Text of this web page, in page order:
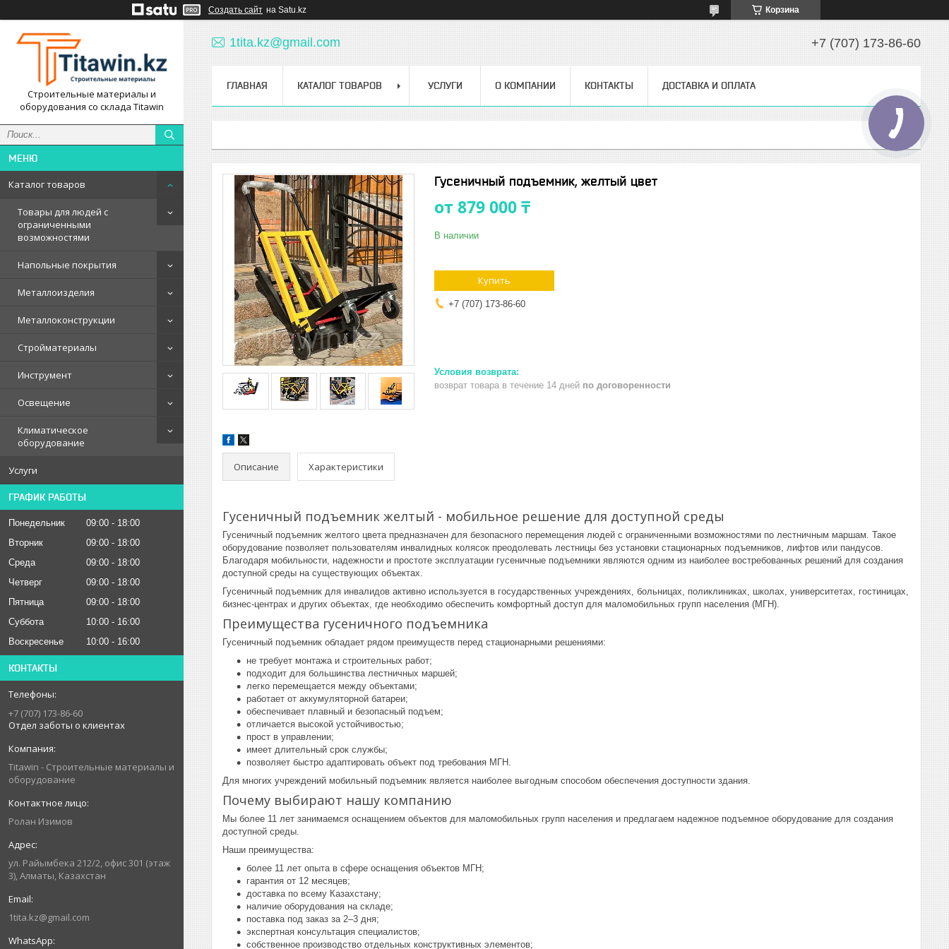
Создать сайт на Satu.kz Корзина
Строительные материалы и
оборудования со склада Titawin
Каталог товаров
Товары для людей с
ограниченными
возможностями
Напольные покрытия
Металлоизделия
Металлоконструкции
Стройматериалы
Инструмент
Освещение
Климатическое
оборудование
Услуги
ГРАФИК РАБОТЫ
Понедельник 09:00
18:00
Вторник
09:00
18:00
Среда
09:00
18:00
Четверг
09:00
18:00
Пятница
09:00
18:00
Суббота
10:00
16:00
Воскресенье
10:00 16:00
КОНТАКТЫ
+7 (707) 173-86-60
Отдел заботы о клиентах
Titawin - Строительные материалы и
оборудование
Ролан Изимов
ул. Райымбека 212/2, офис 301 (этаж
3), Алматы, Казахстан
1tita.kz@gmail.com
1tita.kz@gmail.com +7 (707) 173-86-60
ГЛАВНАЯ КАТАЛОГ ТОВАРОВ УСЛУГИ О КОМПАНИИ КОНТАКТЫ ДОСТАВКА И ОПЛАТА
Гусеничный подъемник, желтый цвет
от879 000 ₸
В наличии
Купить
+7 (707) 173-86-60
возврат товара в течение 14 дней по договоренности
Описание Характеристики
Гусеничный подъемник желтый - мобильное решение для доступной среды
Гусеничный подъемник желтого цвета предназначен для безопасного перемещения людей с ограниченными возможностями по лестничным маршам. Такое
оборудование позволяет пользователям инвалидных колясок преодолевать лестницы без установки стационарных подъемников, лифтов или пандусов.
Благодаря мобильности, надежности и простоте эксплуатации гусеничные подъемники являются одним из наиболее востребованных решений для создания
доступной среды на существующих объектах.
Гусеничный подъемник для инвалидов активно используется в государственных учреждениях, больницах, поликлиниках, школах, университетах, гостиницах,
бизнес-центрах и других объектах, где необходимо обеспечить комфортный доступ для маломобильных групп населения (МГН).
Преимущества гусеничного подъемника
Гусеничный подъемник обладает рядом преимуществ перед стационарными решениями:
не требует монтажа и строительных работ;
подходит для большинства лестничных маршей;
легко перемещается между объектами;
работает от аккумуляторной батареи;
обеспечивает плавный и безопасный подъем;
отличается высокой устойчивостью;
прост в управлении;
имеет длительный срок службы;
позволяет быстро адаптировать объект под требования МГН.
Для многих учреждений мобильный подъемник является наиболее выгодным способом обеспечения доступности здания.
Почему выбирают нашу компанию
Мы более 11 лет занимаемся оснащением объектов для маломобильных групп населения и предлагаем надежное подъемное оборудование для создания
доступной среды.
Наши преимущества:
более 11 лет опыта в сфере оснащения объектов МГН;
гарантия от 12 месяцев;
доставка по всему Казахстану;
наличие оборудования на складе;
поставка под заказ за 2–3 дня;
экспертная консультация специалистов;
собственное производство отдельных конструктивных элементов;